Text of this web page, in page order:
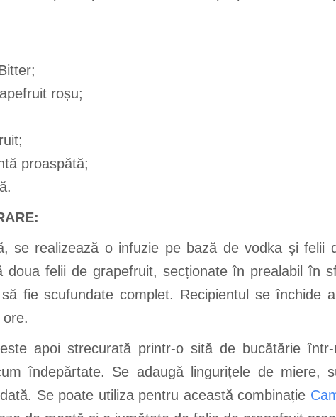
roșu;
proaspătă;
se realizează o infuzie pe bază de vodka și felii
doua felii de grapefruit, secționate în prealabil în
fie scufundate complet. Recipientul se închide
apoi strecurată printr-o sită de bucătărie
îndepărtate. Se adaugă lingurițele de miere,
Se poate utiliza pentru această combinație